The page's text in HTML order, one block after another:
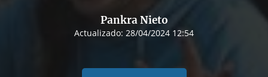
Pankra Nieto
Actualizado: 28/04/2024 12:54